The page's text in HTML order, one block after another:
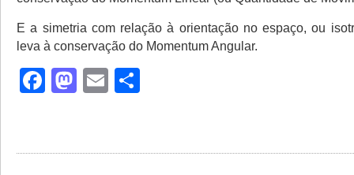
E a simetria com relação à orientação no espaço, ou
leva à conservação do Momentum Angular.
Facebook
Mastodon
Email